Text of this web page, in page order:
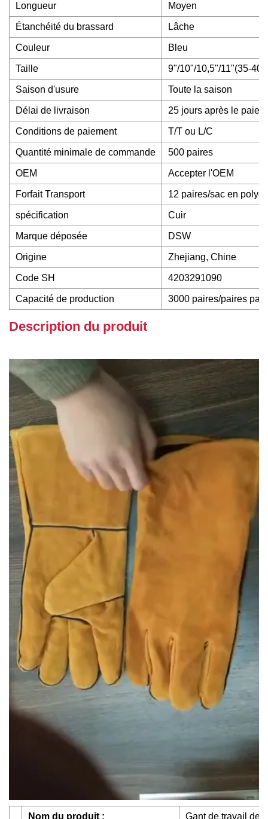
Longueur Moyen
Étanchéité du brassard Lâche
Couleur Bleu
Taille 9"/10"/10,5"/11"(35-40
Saison d'usure Toute la saison
Délai de livraison 25 jours après le
Conditions de paiement T/T ou L/C
Quantité minimale de commande 500 paires
OEM Accepter l'OEM
Forfait Transport 12 paires/sac en
spécification Cuir
Marque déposée DSW
Origine Zhejiang, Chine
Code SH 4203291090
Capacité de production 3000 paires/paires par
Description du produit
Nom du produit : Gant de travail de